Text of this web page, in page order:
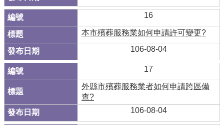
16
本市殯葬服務業如何申請許可變更?
106-08-04
17
外縣市殯葬服務業者如何申請跨區備
查?
106-08-04